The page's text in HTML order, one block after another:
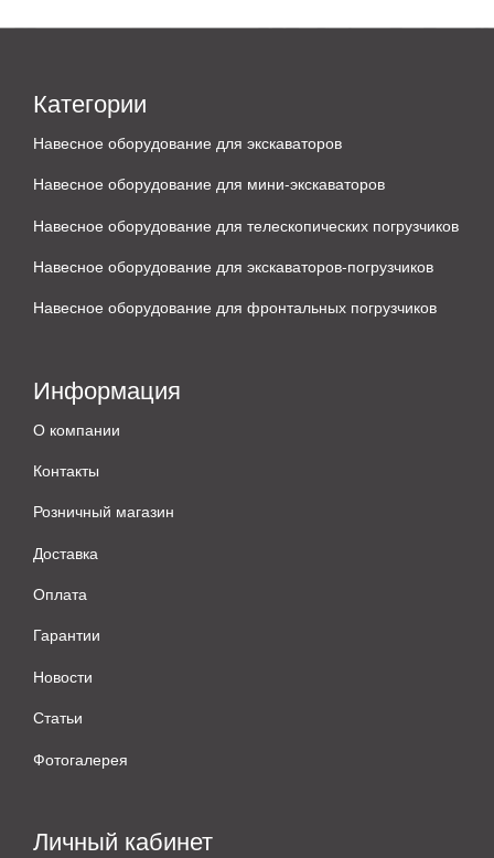
Категории
Навесное оборудование для экскаваторов
Навесное оборудование для мини-экскаваторов
Навесное оборудование для телескопических погрузчиков
Навесное оборудование для экскаваторов-погрузчиков
Навесное оборудование для фронтальных погрузчиков
Информация
О компании
Контакты
Розничный магазин
Доставка
Оплата
Гарантии
Новости
Статьи
Фотогалерея
Личный кабинет